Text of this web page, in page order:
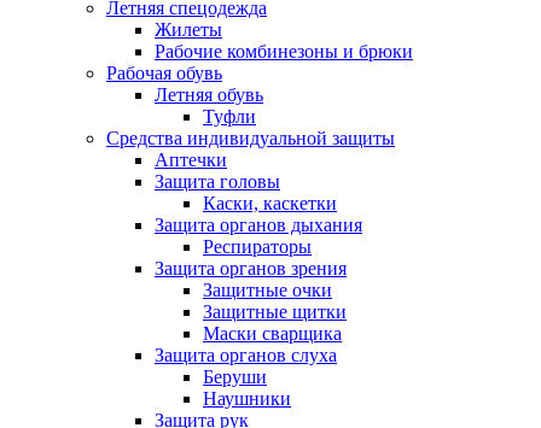
Летняя спецодежда
Жилеты
Рабочие комбинезоны и брюки
Рабочая обувь
Летняя обувь
Туфли
Средства индивидуальной защиты
Аптечки
Защита головы
Каски, каскетки
Защита органов дыхания
Респираторы
Защита органов зрения
Защитные очки
Защитные щитки
Маски сварщика
Защита органов слуха
Беруши
Наушники
Защита рук